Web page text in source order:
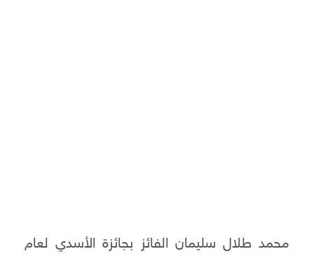
محمد طلال سليمان الفائز بجائزة الأسدي لعام